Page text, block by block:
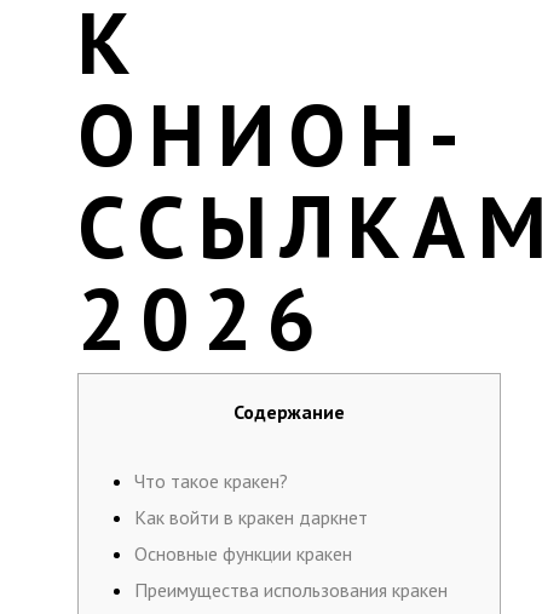
К
ОНИОН-
2026
Содержание
Что такое кракен?
Как войти в кракен даркнет
Основные функции кракен
Преимущества использования кракен